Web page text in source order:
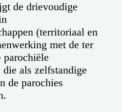
de drievoudige
(territoriaal en
met de ter
parochiële
als zelfstandige
de parochies